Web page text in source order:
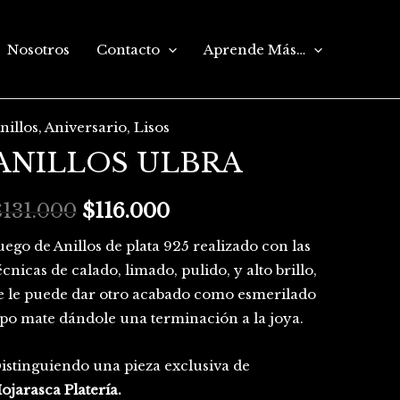
Nosotros Contacto Aprende Más…
,Aniversario,Lisos
ULBRA
131.000
El
precio
original
era:
$131.000.
$116.000
precio
actual
es:
$116.000.
de Anillos de plata 925 realizado con las
de calado, limado, pulido, y alto brillo,
le puede dar otro acabado como esmerilado
mate dándole una terminación a la joya.
una pieza exclusiva de
Platería.